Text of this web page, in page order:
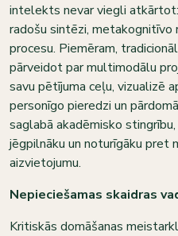
intelekts nevar viegli
radošu sintēzi, metakognitīvo
procesu. Piemēram,
pārveidot par multimodālu
savu pētījuma ceļu, vizualizē
personīgo pieredzi un
saglabā akadēmisko
jēgpilnāku un noturīgāku pret
aizvietojumu.
Nepieciešamas skaidras
Kritiskās domāšanas